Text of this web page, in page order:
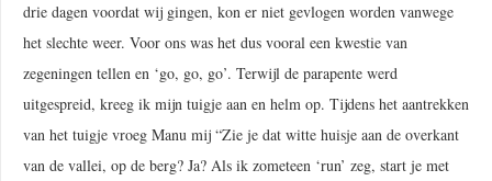
drie dagen voordat wij gingen, kon er niet gevlogen worden vanwege
het slechte weer. Voor ons was het dus vooral een kwestie van
zegeningen tellen en ‘go, go, go’. Terwijl de parapente werd
uitgespreid, kreeg ik mijn tuigje aan en helm op. Tijdens het aantrekken
van het tuigje vroeg Manu mij “Zie je dat witte huisje aan de overkant
van de vallei, op de berg? Ja? Als ik zometeen ‘run’ zeg, start je met